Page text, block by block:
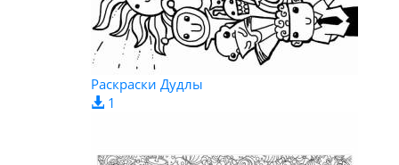
Раскраски Дудлы
1